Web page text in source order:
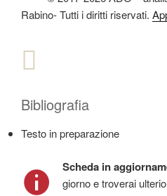
Rabino- Tutti i diritti riservati.
Bibliografia
Testo in preparazione
Scheda in
giorno e troverai